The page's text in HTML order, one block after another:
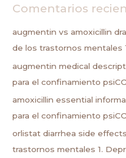
Comentarios
augmentin vs amoxicillin
de los trastornos mentales
augmentin medical
para el confinamiento
amoxicillin essential
para el confinamiento
orlistat diarrhea side effects
trastornos mentales 1.